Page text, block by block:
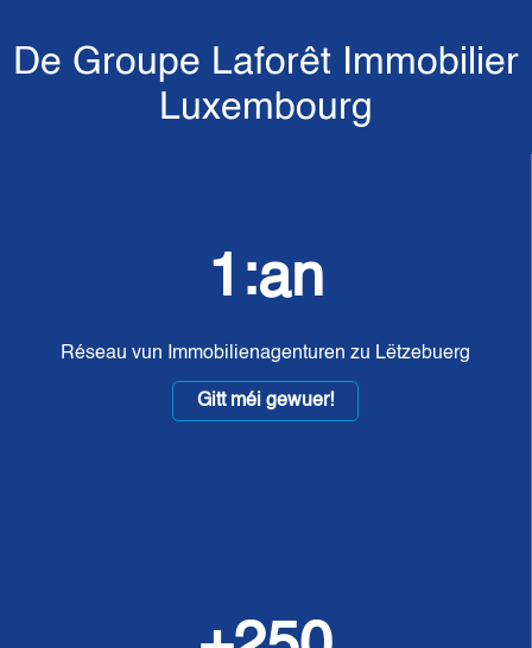
De Groupe Laforêt Immobilier
Luxembourg
1:an
Réseau vun Immobilienagenturen zu Lëtzebuerg
Gitt méi gewuer!